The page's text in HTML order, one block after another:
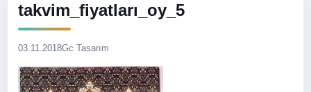
takvim_fiyatları_oy_5
03.11.2018Gc Tasarım